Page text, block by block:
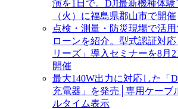
演を1日で。DJI最新機種体験
（火）に福島県郡山市で開催
点検・測量・防災現場で活
ローンを紹介。型式認証対応
リーズ」導入セミナーを8月
開催
最大140W出力に対応した「
充電器」を発売│専用ケーブ
ルタイム表示